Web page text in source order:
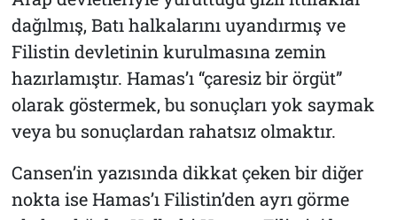
dağılmış, Batı halkalarını uyandırmış ve
Filistin devletinin kurulmasına zemin
hazırlamıştır. Hamas’ı “çaresiz bir örgüt”
olarak göstermek, bu sonuçları yok saymak
veya bu sonuçlardan rahatsız olmaktır.
Cansen’in yazısında dikkat çeken bir diğer
nokta ise Hamas’ı Filistin’den ayrı görme